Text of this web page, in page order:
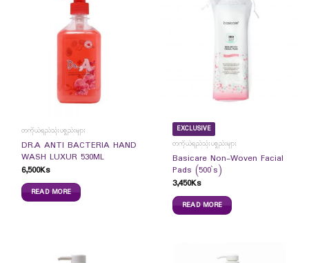
တကိုယ်ရည်သုံးပစ္စည်းများ
DR.A ANTI BACTERIA HAND
WASH LUXUR 530ML
6,500Ks
READ MORE
EXCLUSIVE
တကိုယ်ရည်သုံးပစ္စည်းများ
Basicare Non-Woven Facial
Pads (500`s)
3,450Ks
READ MORE